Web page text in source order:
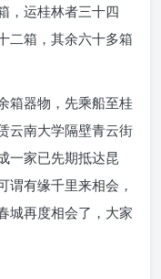
，运桂林者三十四
二箱，其余六十多箱
箱器物，先乘船至桂
云南大学隔壁青云街
一家已先期抵达昆
谓有缘千里来相会，
城再度相会了，大家